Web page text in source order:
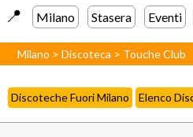
📍️ Milano Stasera Eventi
Milano >Discoteca > Touche Club
Discoteche Fuori Milano Elenco